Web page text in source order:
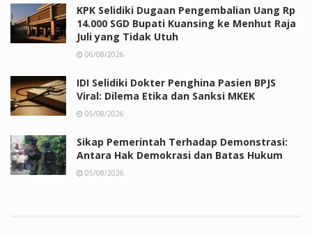
KPK Selidiki Dugaan Pengembalian Uang Rp
14.000 SGD Bupati Kuansing ke Menhut Raja
Juli yang Tidak Utuh
06/08/2026
IDI Selidiki Dokter Penghina Pasien BPJS
Viral: Dilema Etika dan Sanksi MKEK
05/08/2026
Sikap Pemerintah Terhadap Demonstrasi:
Antara Hak Demokrasi dan Batas Hukum
05/08/2026